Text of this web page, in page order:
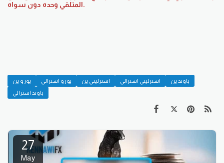
المتلقي وحده دون سواه.
يورو ين يورو استرالي استرليني ين استرليني استرالي
باوند ين
باوند استرالي
27
May